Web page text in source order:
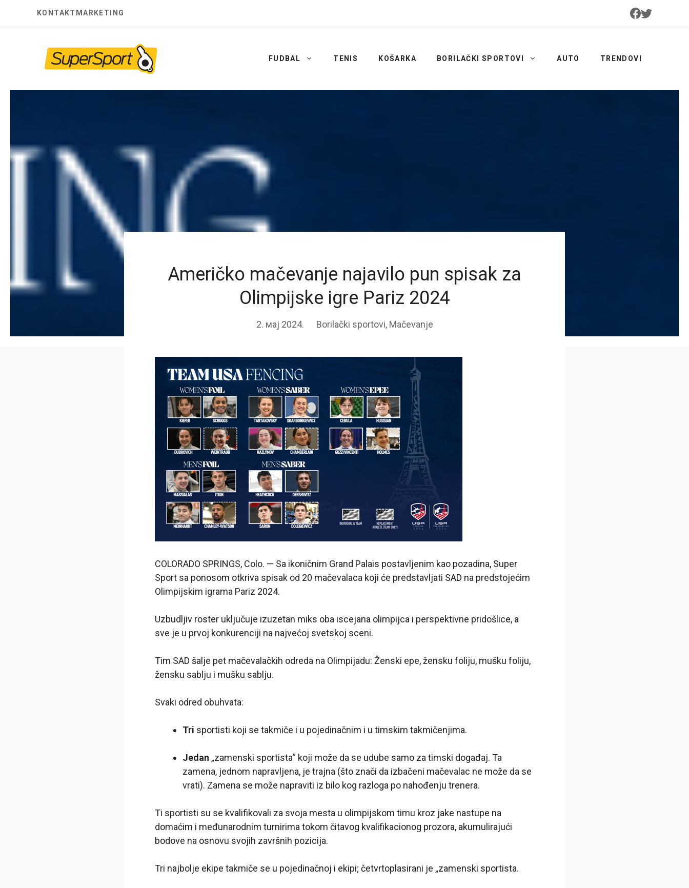
KONTAKT MARKETING
FUDBAL TENIS KOŠARKA BORILAČKI SPORTOVI AUTO TRENDOVI
Američko mačevanje najavilo pun spisak za
Olimpijske igre Pariz 2024
2. мај 2024. Borilački sportovi, Mačevanje
COLORADO SPRINGS, Colo. — Sa ikoničnim Grand Palais postavljenim kao pozadina, Super
Sport sa ponosom otkriva spisak od 20 mačevalaca koji će predstavljati SAD na predstojećim
Olimpijskim igrama Pariz 2024.
Uzbudljiv roster uključuje izuzetan miks oba iscejana olimpijca i perspektivne pridošlice, a
sve je u prvoj konkurenciji na najvećoj svetskoj sceni.
Tim SAD šalje pet mačevalačkih odreda na Olimpijadu: Ženski epe, žensku foliju, mušku foliju,
žensku sablju i mušku sablju.
Svaki odred obuhvata:
Tri sportisti koji se takmiče i u pojedinačnim i u timskim takmičenjima.
Jedan „zamenski sportista“ koji može da se udube samo za timski događaj. Ta
zamena, jednom napravljena, je trajna (što znači da izbačeni mačevalac ne može da se
vrati). Zamena se može napraviti iz bilo kog razloga po nahođenju trenera.
Ti sportisti su se kvalifikovali za svoja mesta u olimpijskom timu kroz jake nastupe na
domaćim i međunarodnim turnirima tokom čitavog kvalifikacionog prozora, akumulirajući
bodove na osnovu svojih završnih pozicija.
Tri najbolje ekipe takmiče se u pojedinačnoj i ekipi; četvrtoplasirani je „zamenski sportista.